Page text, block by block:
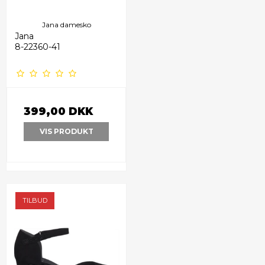
Jana damesko
Jana
8-22360-41
399,00 DKK
VIS PRODUKT
TILBUD